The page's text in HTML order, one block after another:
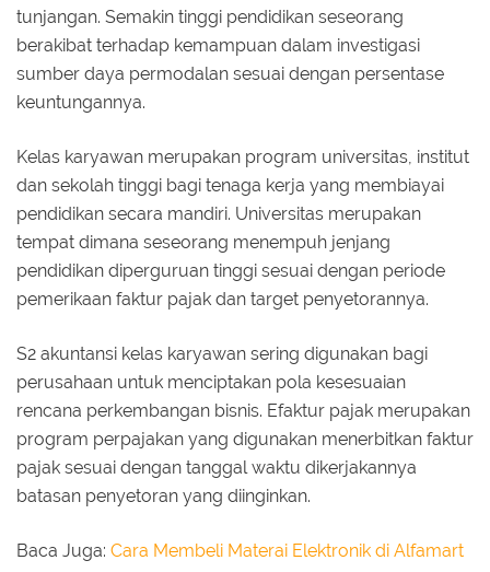
tunjangan. Semakin tinggi pendidikan seseorang
berakibat terhadap kemampuan dalam investigasi
sumber daya permodalan sesuai dengan persentase
keuntungannya.
Kelas karyawan merupakan program universitas, institut
dan sekolah tinggi bagi tenaga kerja yang membiayai
pendidikan secara mandiri. Universitas merupakan
tempat dimana seseorang menempuh jenjang
pendidikan diperguruan tinggi sesuai dengan periode
pemerikaan faktur pajak dan target penyetorannya.
S2 akuntansi kelas karyawan sering digunakan bagi
perusahaan untuk menciptakan pola kesesuaian
rencana perkembangan bisnis. Efaktur pajak merupakan
program perpajakan yang digunakan menerbitkan faktur
pajak sesuai dengan tanggal waktu dikerjakannya
batasan penyetoran yang diinginkan.
Baca Juga: Cara Membeli Materai Elektronik di Alfamart